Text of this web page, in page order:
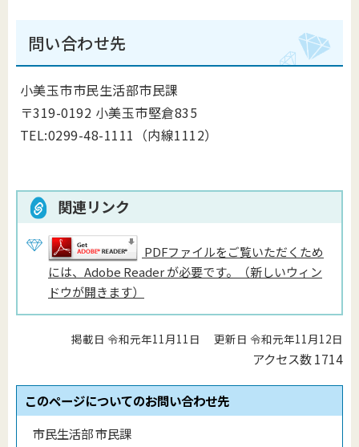
問い合わせ先
小美玉市市民生活部市民課
〒319-0192 小美玉市堅倉835
TEL:0299-48-1111（内線1112）
関連リンク
PDFファイルをご覧いただくため
には、Adobe Reader が必要です。（新しいウィン
ドウが開きます）
掲載日 令和元年11月11日 更新日 令和元年11月12日
アクセス数1714
このページについてのお問い合わせ先
市民生活部 市民課